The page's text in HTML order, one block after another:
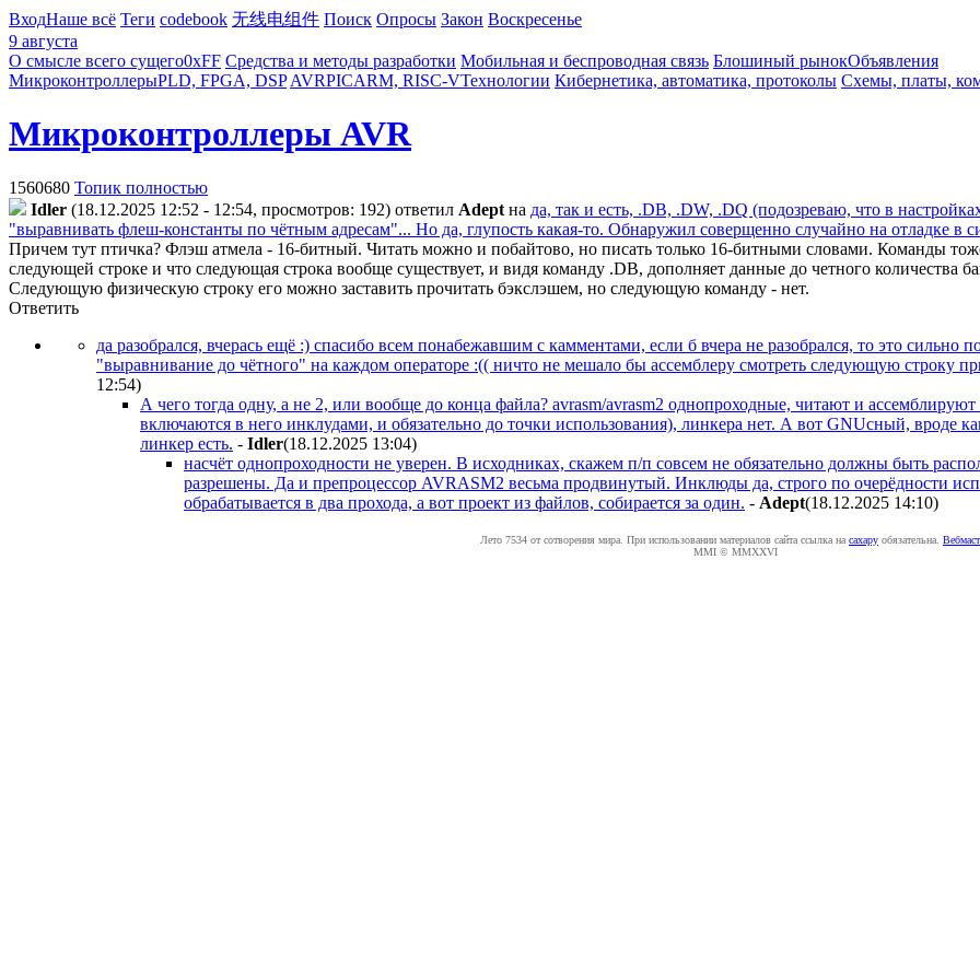
ВходНаше всё Теги codebook 无线电组件 Поиск Опросы Закон Воскресенье
9 августа
О смысле всего сущего0xFF Средства и методы разработки Мобильная и беспроводная связь Блошиный рынокОбъявления
МикроконтроллерыPLD, FPGA, DSP AVRPICARM, RISC-VТехнологии Кибернетика, автоматика, протоколы Схемы, платы,
Микроконтроллеры AVR
1560680 Топик полностью
Idler (18.12.2025 12:52 - 12:54, просмотров: 192) ответил Adept на да, так и есть, .DB, .DW, .DQ (подозреваю, что в
"выравнивать флеш-константы по чётным адресам"... Но да, глупость какая-то. Обнаружил соверщенно случайно на отладке в
Причем тут птичка? Флэш атмела - 16-битный. Читать можно и побайтово, но писать только 16-битными словами. Команды
следующей строке и что следующая строка вообще существует, и видя команду .DB, дополняет данные до четного количества
Следующую физическую строку его можно заставить прочитать бэкслэшем, но следующую команду - нет.
Ответить
да разобрался, вчерась ещё :) спасибо всем понабежавшим с камментами, если б вчера не разобрался, то это
"выравнивание до чётного" на каждом операторе :(( ничто не мешало бы ассемблеру смотреть следующую строку
12:54)
А чего тогда одну, а не 2, или вообще до конца файла? avrasm/avrasm2 однопроходные, читают и
включаются в него инклудами, и обязательно до точки использования), линкера нет. А вот GNUсный, вроде
линкер есть. - Idler(18.12.2025 13:04)
насчёт однопроходности не уверен. В исходниках, скажем п/п совсем не обязательно должны быть
разрешены. Да и препроцессор AVRASM2 весьма продвинутый. Инклюды да, строго по очерёдности
обрабатывается в два прохода, а вот проект из файлов, собирается за один. - Adept(18.12.2025 14:10)
Лето 7534 от сотворения мира. При использовании материалов сайта ссылка на caxapу обязательна.
MMI © MMXXVI